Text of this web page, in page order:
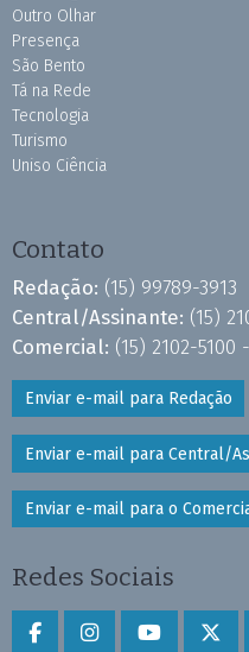
Outro Olhar
Presença
São Bento
Tá na Rede
Tecnologia
Turismo
Uniso Ciência
Contato
Redação: (15) 99789-3913
Central/Assinante: (15)
Comercial: (15) 2102-
Enviar e-mail para Redação
Enviar e-mail para Central/
Enviar e-mail para o
Redes Sociais